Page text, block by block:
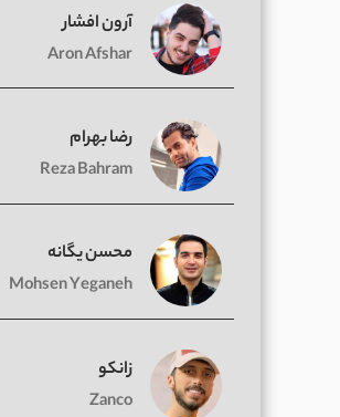
آرون افشار
Aron Afshar
رضا بهرام
Reza Bahram
محسن یگانه
Mohsen Yeganeh
زانکو
Zanco